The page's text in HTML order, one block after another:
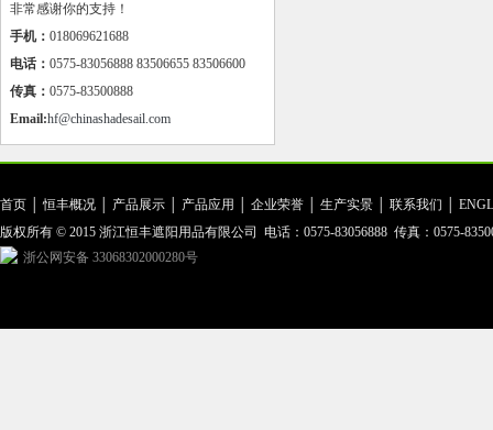
非常感谢你的支持！
手机： 018069621688
电话： 0575-83056888 83506655 83506600
传真： 0575-83500888
Email:hf@chinashadesail.com
首页 │恒丰概况 产品展示 产品应用 企业荣誉 生产实景 联系我们
版权所有 © 2015 浙江恒丰遮阳用品有限公司 电话：0575-83056888 传真：0575-
浙公网安备 33068302000280号